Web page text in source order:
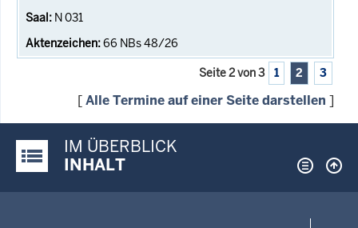
N 031
66 NBs 48/26
Seite 2 von 3 1 2 3
[Alle Termine auf einer Seite darstellen ]
Justiz-Portal im Überblick:
IM ÜBERBLICK
INHALT